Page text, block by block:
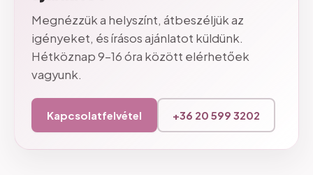
Megnézzük a helyszínt, átbeszéljük az
igényeket, és írásos ajánlatot küldünk.
Hétköznap 9–16 óra között elérhetőek
vagyunk.
Kapcsolatfelvétel +36 20 599 3202